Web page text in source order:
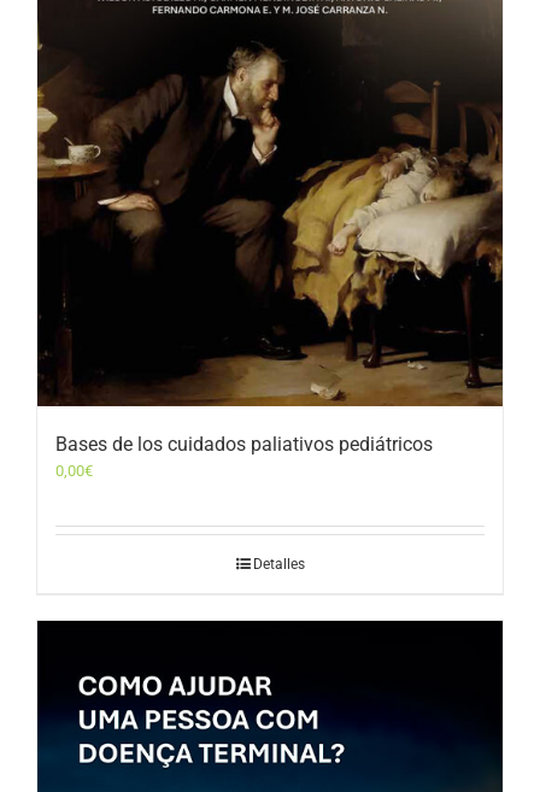
Bases de los cuidados paliativos pediátricos
0,00€
Detalles